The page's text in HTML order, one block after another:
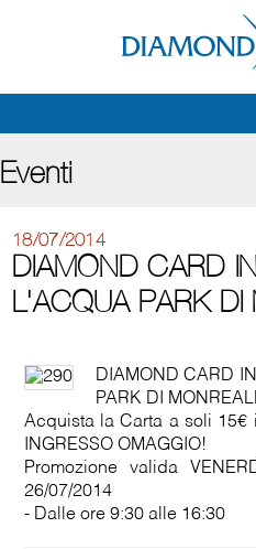
Eventi
18/07/2014
DIAMOND CARD
L'ACQUA PARK DI
DIAMOND CARD
PARK DI
Acquista la Carta a soli 15€
INGRESSO OMAGGIO!
Promozione valida
26/07/2014
- Dalle ore 9:30 alle 16:30